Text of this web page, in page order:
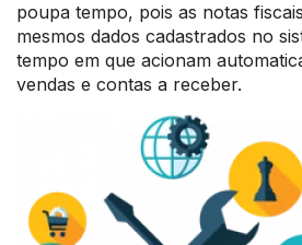
poupa tempo, pois as notas
mesmos dados cadastrados no
tempo em que acionam
vendas e contas a receber.